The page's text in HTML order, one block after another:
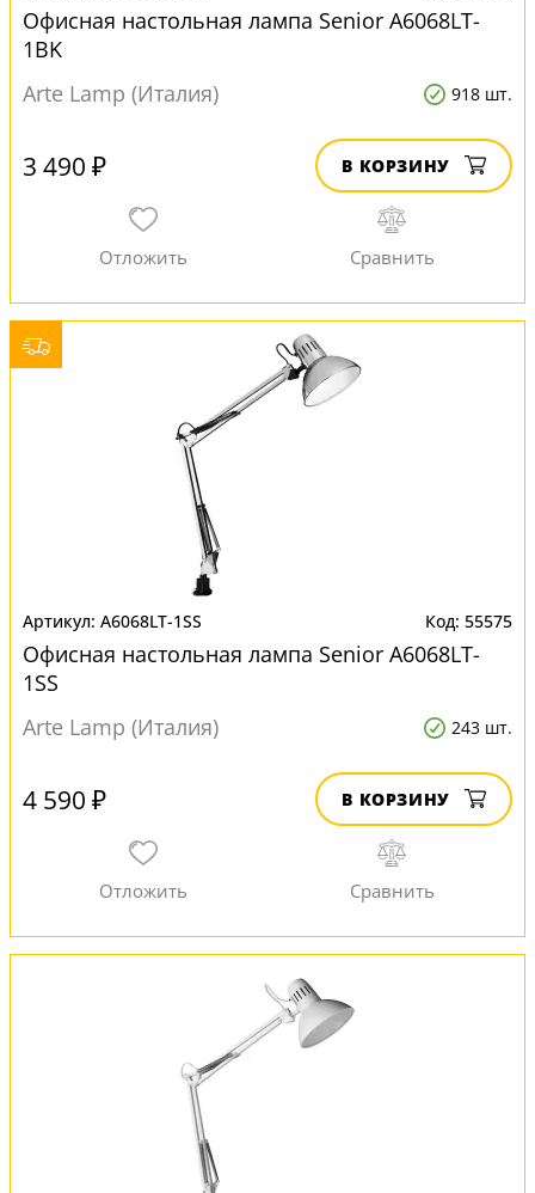
Офисная настольная лампа Senior A6068LT-
1BK
Arte Lamp (Италия)
918 шт.
3 490 ₽ В КОРЗИНУ
A6068LT-1SS 55575
Офисная настольная лампа Senior A6068LT-
1SS
Arte Lamp (Италия)
243 шт.
4 590 ₽ В КОРЗИНУ